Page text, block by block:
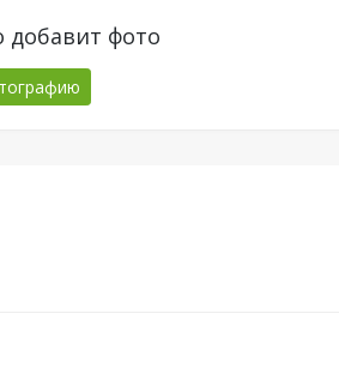
добавит фото